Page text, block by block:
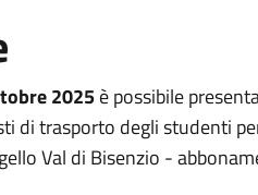
2025è possibile
di trasporto degli studenti
Val di Bisenzio -